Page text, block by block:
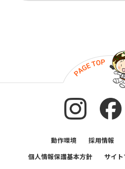
動作環境 採用情報
個人情報保護基本方針
サイ